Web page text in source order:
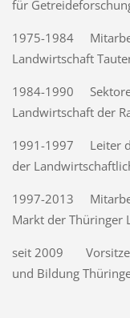
für
1975-1984
Landwirtschaft
1984-1990
Landwirtschaft der
1991-1997 Leiter
der
1997-2013
Markt der Thüringer
seit 2009
und Bildung